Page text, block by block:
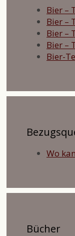
Bier –
Bier –
Bier –
Bier –
Bier-
Wo
Bücher